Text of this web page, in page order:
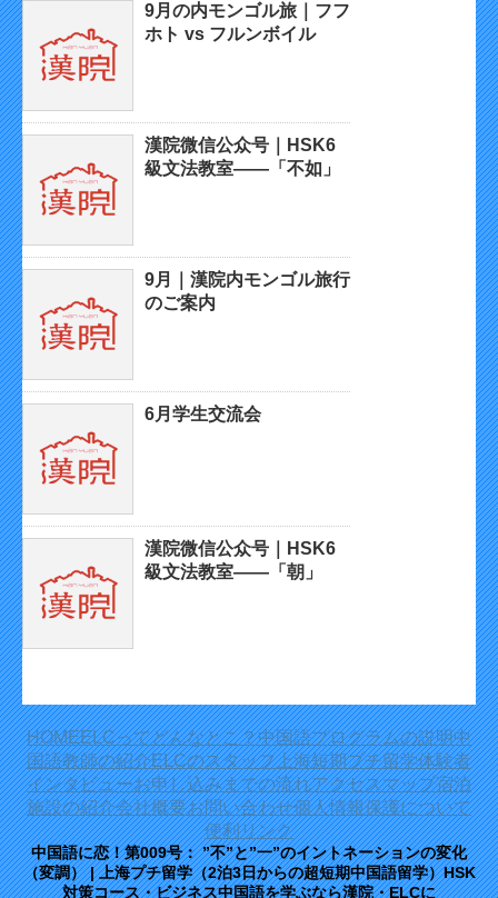
9月の内モンゴル旅｜フフ
ホト vs フルンボイル
漢院微信公众号｜HSK6
級文法教室——「不如」
9月｜漢院内モンゴル旅行
のご案内
6月学生交流会
漢院微信公众号｜HSK6
級文法教室——「朝」
HOMEELCってどんなとこ？中国語プログラムの説明中
国語教師の紹介ELCのスタッフ上海短期プチ留学体験者
インタビューお申し込みまでの流れアクセスマップ宿泊
施設の紹介会社概要お問い合わせ個人情報保護について
便利リンク
中国語に恋！第009号： ”不”と”一”のイントネーションの変化
（変調） | 上海プチ留学（2泊3日からの超短期中国語留学）HSK
対策コース・ビジネス中国語を学ぶなら漢院・ELCに